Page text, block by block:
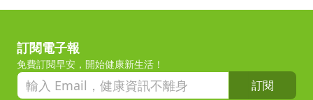
訂閱電子報
免費訂閱早安，開始健康新生活！
訂閱